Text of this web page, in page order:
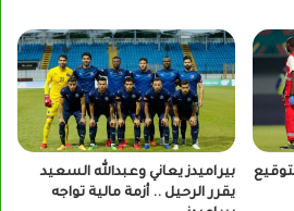
بيراميدز يعاني وعبدالله السعيد
يقرر الرحيل .. أزمة مالية تواجه